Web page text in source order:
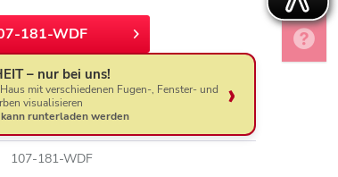
181-WDF
– nur bei uns!
mit verschiedenen Fugen-, Fenster- und
visualisieren
runterladen werden
107-181-WDF